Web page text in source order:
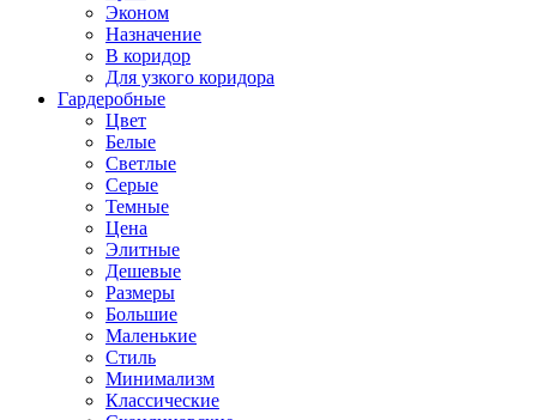
Эконом
Назначение
В коридор
Для узкого коридора
Гардеробные
Цвет
Белые
Светлые
Серые
Темные
Цена
Элитные
Дешевые
Размеры
Большие
Маленькие
Стиль
Минимализм
Классические